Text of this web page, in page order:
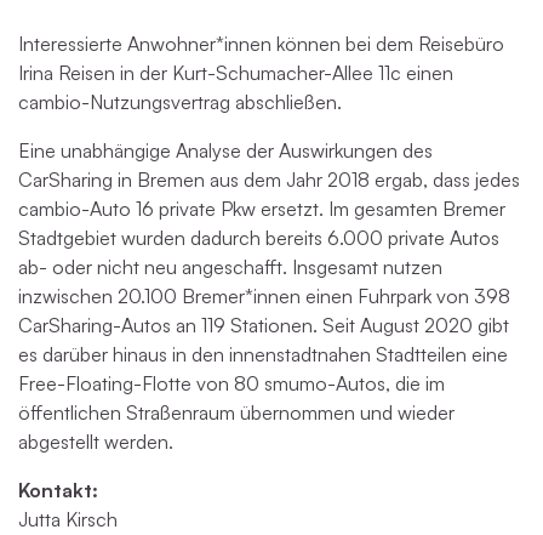
Interessierte Anwohner*innen können bei dem Reisebüro
Irina Reisen in der Kurt-Schumacher-Allee 11c einen
cambio-Nutzungsvertrag abschließen.
Eine unabhängige Analyse der Auswirkungen des
CarSharing in Bremen aus dem Jahr 2018 ergab, dass jedes
cambio-Auto 16 private Pkw ersetzt. Im gesamten Bremer
Stadtgebiet wurden dadurch bereits 6.000 private Autos
ab- oder nicht neu angeschafft. Insgesamt nutzen
inzwischen 20.100 Bremer*innen einen Fuhrpark von 398
CarSharing-Autos an 119 Stationen. Seit August 2020 gibt
es darüber hinaus in den innenstadtnahen Stadtteilen eine
Free-Floating-Flotte von 80 smumo-Autos, die im
öffentlichen Straßenraum übernommen und wieder
abgestellt werden.
Kontakt:
Jutta Kirsch